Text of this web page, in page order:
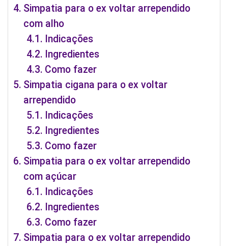
Simpatia para o ex voltar arrependido
com alho
Indicações
Ingredientes
Como fazer
Simpatia cigana para o ex voltar
arrependido
Indicações
Ingredientes
Como fazer
Simpatia para o ex voltar arrependido
com açúcar
Indicações
Ingredientes
Como fazer
Simpatia para o ex voltar arrependido